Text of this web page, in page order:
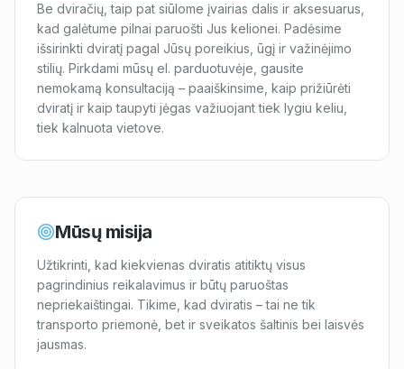
Be dviračių, taip pat siūlome įvairias dalis ir aksesuarus,
kad galėtume pilnai paruošti Jus kelionei. Padėsime
išsirinkti dviratį pagal Jūsų poreikius, ūgį ir važinėjimo
stilių. Pirkdami mūsų el. parduotuvėje, gausite
nemokamą konsultaciją – paaiškinsime, kaip prižiūrėti
dviratį ir kaip taupyti jėgas važiuojant tiek lygiu keliu,
tiek kalnuota vietove.
Mūsų misija
Užtikrinti, kad kiekvienas dviratis atitiktų visus
pagrindinius reikalavimus ir būtų paruoštas
nepriekaištingai. Tikime, kad dviratis – tai ne tik
transporto priemonė, bet ir sveikatos šaltinis bei laisvės
jausmas.